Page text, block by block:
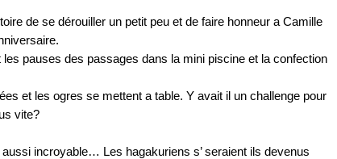
de se dérouiller un petit peu et de faire honneur a Camille
pauses des passages dans la mini piscine et la confection
et les ogres se mettent a table. Y avait il un challenge pour
vite?
incroyable… Les hagakuriens s’ seraient ils devenus